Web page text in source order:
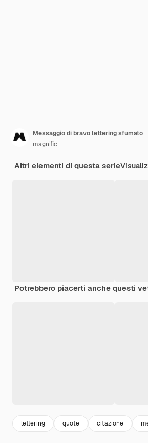
Messaggio di bravo lettering sfumato
magnific
Altri elementi di questa serie
Potrebbero piacerti anche questi
lettering quote citazione